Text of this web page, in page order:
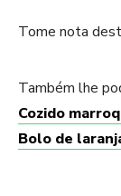
Tome nota
Também lhe
Cozido
Bolo de